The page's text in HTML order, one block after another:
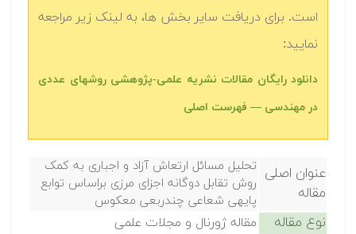
است. برای دریافت سایر بخش ها، به لینک زیر مراجعه
نمایید:
دانلود رایگان مقالات نشریه علمی-پژوهشی روشهای عددی
در مهندسی — فهرست اصلی
عنوان اصلی
مقاله
تحلیل مسائل ارتعاش آزاد و اجباری به کمک
روش تقابل دوگانه اجزای مرزی براساس توابع
پایهی شعاعی چندربعی معکوس
نوع مقاله مقاله ژورنال و مجلات علمی